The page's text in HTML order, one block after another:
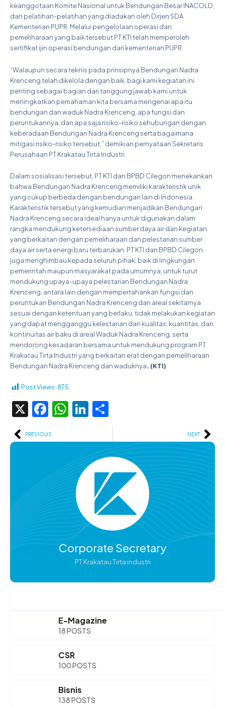
keanggotaan Komite Nasional untuk Bendungan Besar INACOLD,
dan pelatihan-pelatihan yang diadakan oleh Dirjen SDA
Kementerian PUPR. Melalui pengelolaan operasi dan
pemeliharaan yang baik tersebut PT KTI telah memperoleh
sertifikat ijin operasi bendungan dari kementerian PUPR.
“Walaupun secara teknis pada prinsipnya Bendungan Nadra
Krenceng telah dikelola dengan baik, bagi kami kegiatan ini
penting sebagai bagian dari tanggung jawab kami untuk
meningkatkan pemahaman kita bersama mengenai apa itu
bendungan dan waduk Nadra Krenceng, apa fungsi dan
peruntukannya, dan apa saja risiko-risiko sehubungan dengan
keberadaan Bendungan Nadra Krenceng serta bagaimana
mitigasi risiko-risiko tersebut,” demikian pernyataan Sekretaris
Perusahaan PT Krakatau Tirta Industri.
Dalam sosialisasi tersebut, PT KTI dan BPBD Cilegon menekankan
bahwa Bendungan Nadra Krenceng memiliki karakteristik unik
yang cukup berbeda dengan bendungan lain di Indonesia.
Karakteristik tersebut yang kemudian menjadikan Bendungan
Nadra Krenceng secara ideal hanya untuk digunakan dalam
rangka mendukung ketersediaan sumber daya air dan kegiatan
yang berkaitan dengan pemeliharaan dan pelestarian sumber
daya air serta energi baru terbarukan. PT KTI dan BPBD Cilegon
juga menghimbau kepada seluruh pihak, baik di lingkungan
pemerintah maupun masyarakat pada umumnya, untuk turut
mendukung upaya-upaya pelestarian Bendungan Nadra
Krenceng, antara lain dengan mempertahankan fungsi dan
peruntukan Bendungan Nadra Krenceng dan areal sekitarnya
sesuai dengan ketentuan yang berlaku, tidak melakukan kegiatan
yang dapat mengganggu kelestarian dan kualitas, kuantitas, dan
kontinuitas air baku di areal Waduk Nadra Krenceng, serta
mendorong kesadaran bersama untuk mendukung program PT
Krakatau Tirta Industri yang berkaitan erat dengan pemeliharaan
Bendungan Nadra Krenceng dan waduknya. (KTI)
Post Views: 875
X Facebook
WhatsApp
LinkedIn
Prev
PREVIOUS NEXT
Corporate Secretary
PT Krakatau Tirta industri
E-Magazine
18 POSTS
CSR
100 POSTS
Bisnis
138 POSTS